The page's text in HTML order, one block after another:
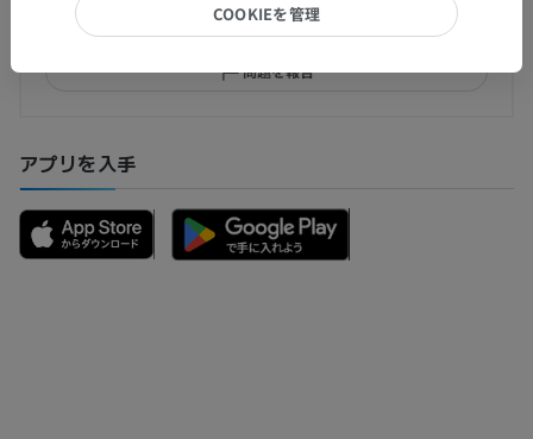
ぞお知らせください。
問題を報告
アプリを入手
COOKIEを管理